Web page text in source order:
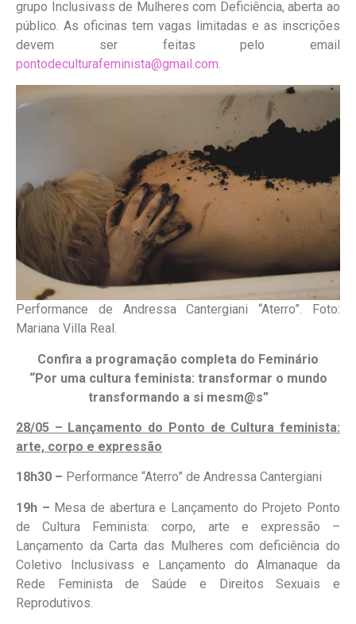
grupo Inclusivass de Mulheres com Deficiência, aberta ao
público. As oficinas tem vagas limitadas e as inscrições
devem ser feitas pelo email
pontodeculturafeminista@gmail.com
Performance de Andressa Cantergiani “Aterro”. Foto:
Mariana Villa Real.
Confira a programação completa do Feminário
“Por uma cultura feminista: transformar o mundo
transformando a si mesm@s”
28/05 – Lançamento do Ponto de Cultura feminista:
arte, corpo e expressão
18h30 – Performance “Aterro” de Andressa Cantergiani
19h – Mesa de abertura e Lançamento do Projeto Ponto
de Cultura Feminista: corpo, arte e expressão –
Lançamento da Carta das Mulheres com deficiência do
Coletivo Inclusivass e Lançamento do Almanaque da
Rede Feminista de Saúde e Direitos Sexuais e
Reprodutivos.